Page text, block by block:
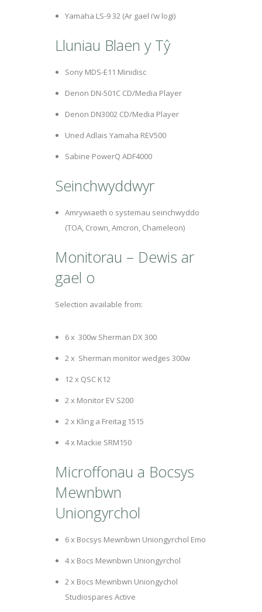
Yamaha LS-9 32 (Ar gael i’w logi)
Lluniau Blaen y Tŷ
Sony MDS-E11 Minidisc
Denon DN-501C CD/Media Player
Denon DN3002 CD/Media Player
Uned Adlais Yamaha REV500
Sabine PowerQ ADF4000
Seinchwyddwyr
Amrywiaeth o systemau seinchwyddo
(TOA, Crown, Amcron, Chameleon)
Monitorau – Dewis ar
gael o
Selection available from:
6 x 300w Sherman DX 300
2 x Sherman monitor wedges 300w
12 x QSC K12
2 x Monitor EV S200
2 x Kling a Freitag 1515
4 x Mackie SRM150
Microffonau a Bocsys
Mewnbwn
Uniongyrchol
6 x Bocsys Mewnbwn Uniongyrchol Emo
4 x Bocs Mewnbwn Uniongyrchol
2 x Bocs Mewnbwn Uniongychol
Studiospares Active